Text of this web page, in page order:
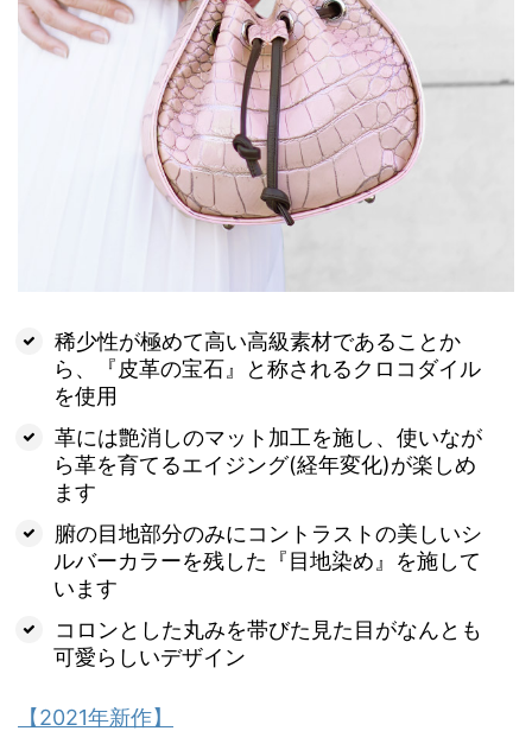
稀少性が極めて高い高級素材であることか
ら、『皮革の宝石』と称されるクロコダイル
を使用
革には艶消しのマット加工を施し、使いなが
ら革を育てるエイジング(経年変化)が楽しめ
ます
腑の目地部分のみにコントラストの美しいシ
ルバーカラーを残した『目地染め』を施して
います
コロンとした丸みを帯びた見た目がなんとも
可愛らしいデザイン
【2021年新作】